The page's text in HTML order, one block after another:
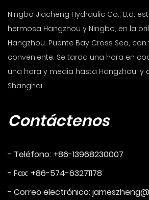
Ningbo Jiacheng Hydraulic Co., Ltd.
hermosa Hangzhou y Ningbo, en la
Hangzhou. Puente Bay Cross Sea,
conveniente. Se tarda una hora en
una hora y media hasta Hangzhou, y
Shanghai.
Contáctenos
- Teléfono: +86-13968230007
- Fax: +86-574-63271178
- Correo electrónico: